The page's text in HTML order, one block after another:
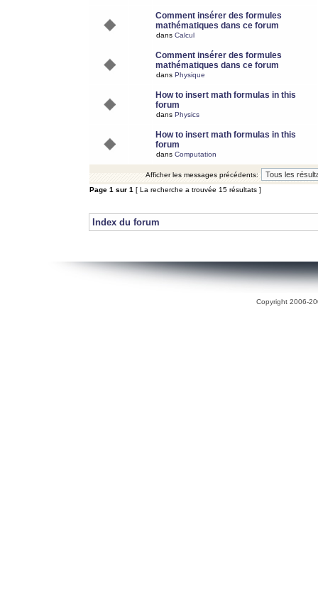
Comment insérer des formules
mathématiques dans ce forum
dans Calcul
Comment insérer des formules
mathématiques dans ce forum
dans Physique
How to insert math formulas in this
forum
dans Physics
How to insert math formulas in this
forum
dans Computation
Afficher les messages précédents:
Page 1 sur 1 [ La recherche a trouvée 15 résultats ]
Index du forum
Copyright 2006-